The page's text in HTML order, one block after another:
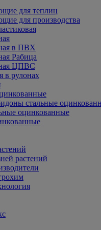
для теплиц
для производства
в ПВХ
Рабица
ЦПВС
в рулонах
стальные
оцинкованные
растений